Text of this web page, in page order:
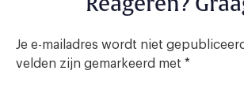
Je e-mailadres wordt niet
velden zijn gemarkeerd met *